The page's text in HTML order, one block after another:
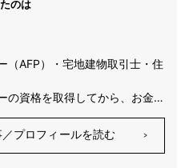
のは
（AFP）・宅地建物取引士・住
の資格を取得してから、お金に
託、債券、ロボットアドバイザ
プロフィールを読む